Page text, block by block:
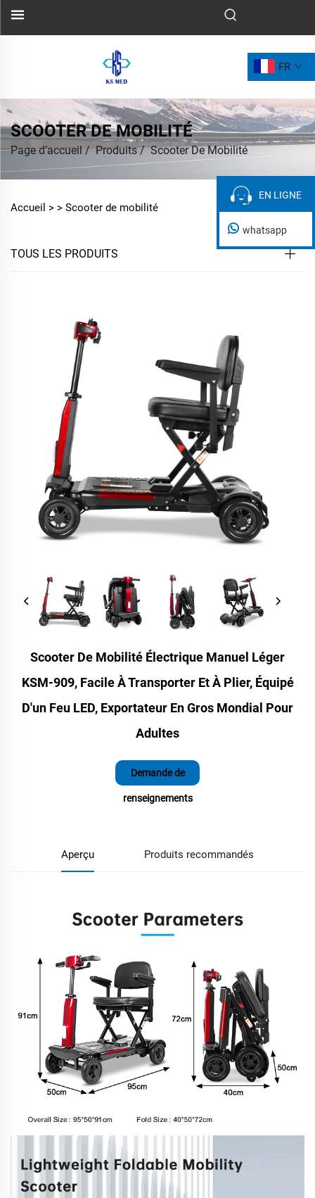
FR
SCOOTER DE MOBILITÉ
Page d’accueil/Produits/Scooter De Mobilité
Accueil > > Scooter de mobilité
TOUS LES PRODUITS
Scooter De Mobilité Électrique Manuel Léger
KSM-909, Facile À Transporter Et À Plier, Équipé
D'un Feu LED, Exportateur En Gros Mondial Pour
Adultes
Demande de
renseignements
Aperçu Produits recommandés
EN LIGNE
EN LIGNE
whatsapp